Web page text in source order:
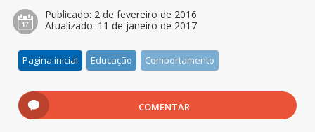
Publicado: 2 de fevereiro de 2016
Atualizado: 11 de janeiro de 2017
Pagina inicial Educação Comportamento
COMENTAR